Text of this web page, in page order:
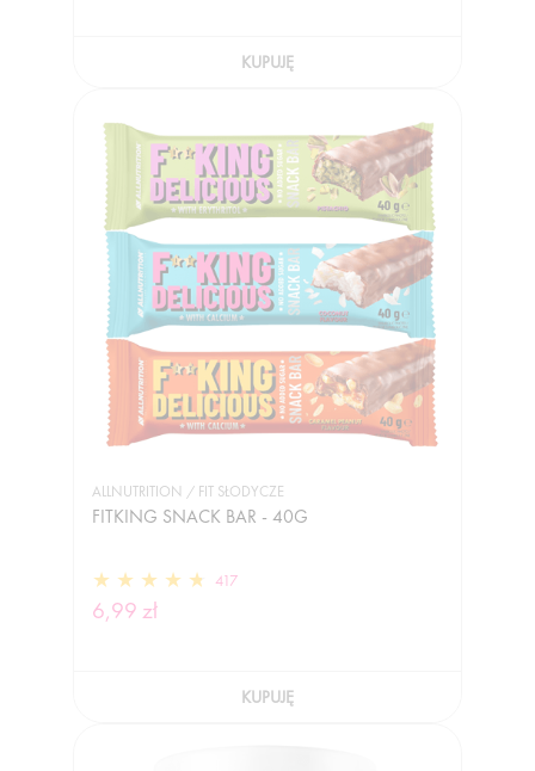
KUPUJĘ
ALLNUTRITION / FIT SŁODYCZE
FITKING SNACK BAR - 40G
417
6,99 zł
KUPUJĘ